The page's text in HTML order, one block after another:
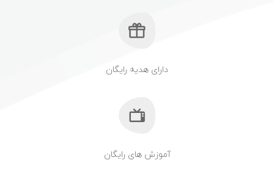
دارای هدیه رایگان
آموزش های رایگان